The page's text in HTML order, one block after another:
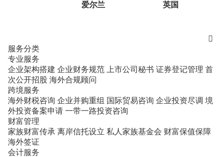
爱尔兰 英国

服务分类
专业服务
企业架构搭建 企业财务规范 上市公司秘书 证券登记管理 首
次公开招股 海外合规顾问
跨境服务
海外财税咨询 企业并购重组 国际贸易咨询 企业投资尽调 境
外投资备案申请 一带一路投资咨询
财富管理
家族财富传承 离岸信托设立 私人家族基金会 财富保值保障
海外签证
会计服务